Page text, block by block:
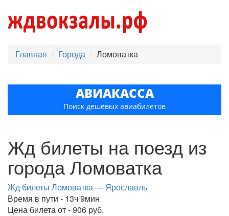
Главная Города Ломоватка
АВИАКАССА
Поиск дешёвых авиабилетов
Жд билеты на поезд из
города Ломоватка
Жд билеты Ломоватка — Ярославль
Время в пути - 13ч 9мин
Цена билета от - 906 руб.